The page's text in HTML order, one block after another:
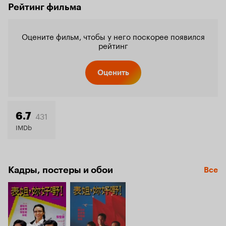
Рейтинг фильма
Оцените фильм, чтобы у него поскорее появился
рейтинг
Оценить
6.7 431
IMDb
Кадры, постеры и обои Все